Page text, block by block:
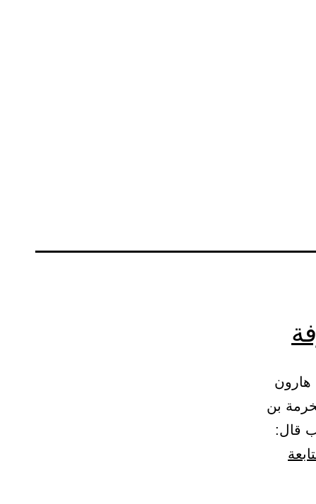
عرفة 436 – (1348) حدثنا هارون
بن
قال: